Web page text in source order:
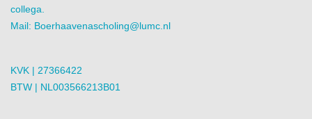
collega.
Mail: Boerhaavenascholing@lumc.nl
KVK | 27366422
BTW | NL003566213B01